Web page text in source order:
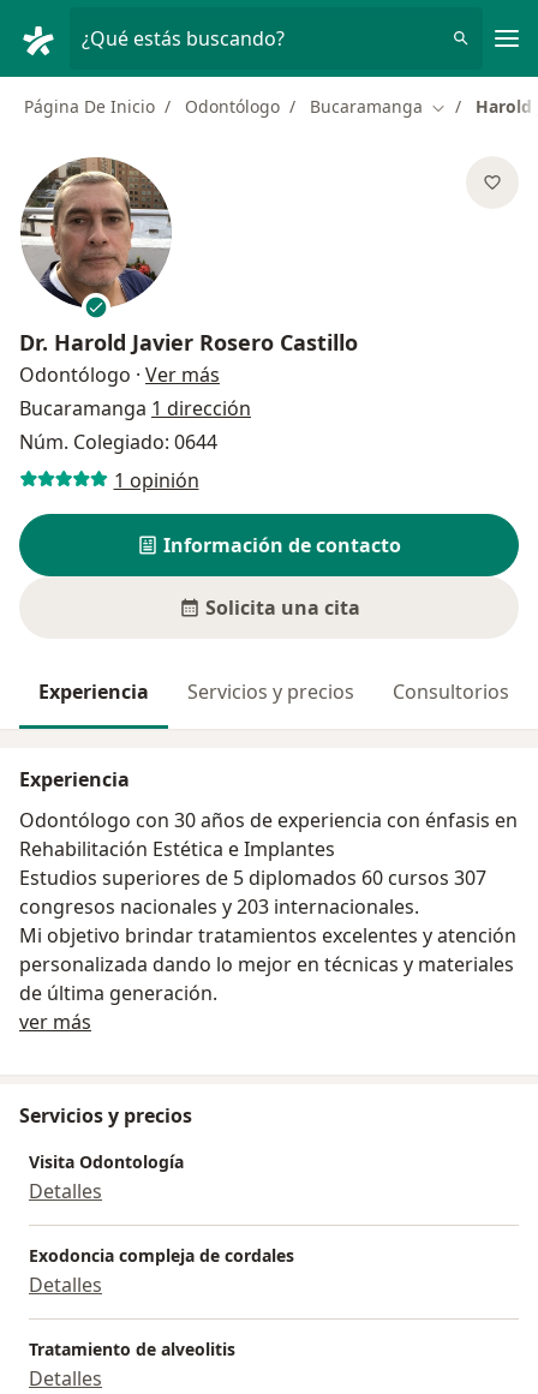
¿Qué estás buscando?
Página De Inicio Odontólogo Bucaramanga Cambiar de
Harold
Dr. Harold Javier Rosero Castillo
Odontólogo · Ver más
Bucaramanga 1 dirección
Núm. Colegiado: 0644
1 opinión
Información de contacto
Solicita una cita
Experiencia Servicios y precios Consultorios
Experiencia
Odontólogo con 30 años de experiencia con énfasis en
Rehabilitación Estética e Implantes
Estudios superiores de 5 diplomados 60 cursos 307
congresos nacionales y 203 internacionales.
Mi objetivo brindar tratamientos excelentes y atención
personalizada dando lo mejor en técnicas y materiales
de última generación.
ver más
Servicios y precios
Visita Odontología
Detalles
Exodoncia compleja de cordales
Detalles
Tratamiento de alveolitis
Detalles